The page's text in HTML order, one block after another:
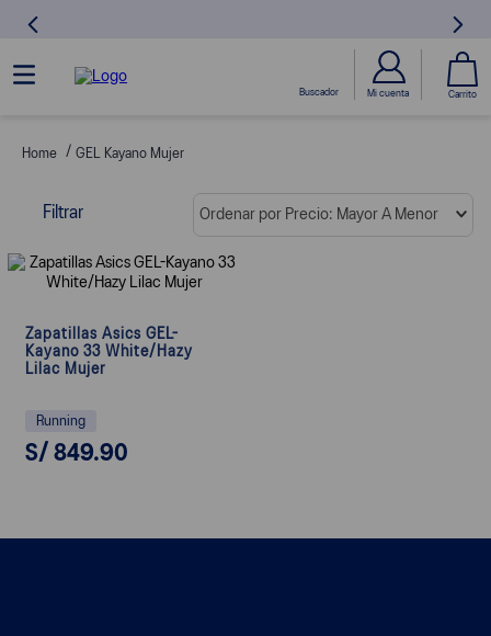
GEL Kayano Mujer
Filtrar Ordenar por Precio: Mayor A Menor
Zapatillas Asics GEL-
Kayano 33 White/Hazy
Lilac Mujer
Running
S/ 849.90